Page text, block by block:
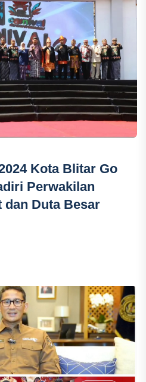
Kota Blitar Go
Perwakilan
Duta Besar